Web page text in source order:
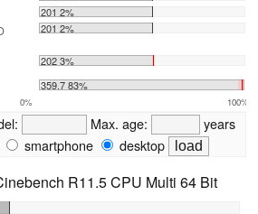
201 2%
201 2%
202 3%
359.7 83%
0% 100%
Max. age:
years
smartphone desktop
R11.5 CPU Multi 64 Bit